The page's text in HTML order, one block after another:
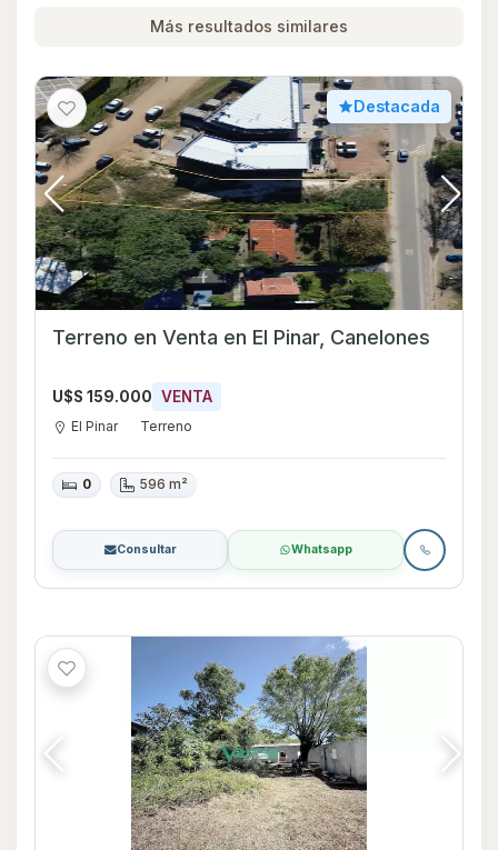
Más resultados similares
Destacada
Terreno en Venta en El Pinar, Canelones
U$S 159.000 VENTA
El Pinar Terreno
0 596 m²
Consultar Whatsapp